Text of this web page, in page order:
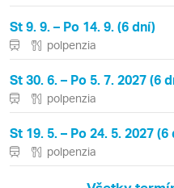
St 9. 9. – Po 14. 9. (6 dní)
polpenzia
St 30. 6. – Po 5. 7. 2027 (6
polpenzia
St 19. 5. – Po 24. 5. 2027 (6
polpenzia